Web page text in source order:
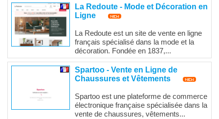
La Redoute - Mode et Décoration en
Ligne
La Redoute est un site de vente en ligne
français spécialisé dans la mode et la
décoration. Fondée en 1837,...
Spartoo - Vente en Ligne de
Chaussures et Vêtements
Spartoo est une plateforme de commerce
électronique française spécialisée dans la
vente de chaussures, vêtements...